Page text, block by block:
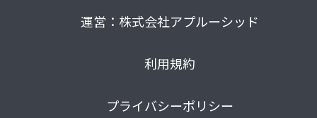
運営：株式会社アプルーシッド
利用規約
プライバシーポリシー